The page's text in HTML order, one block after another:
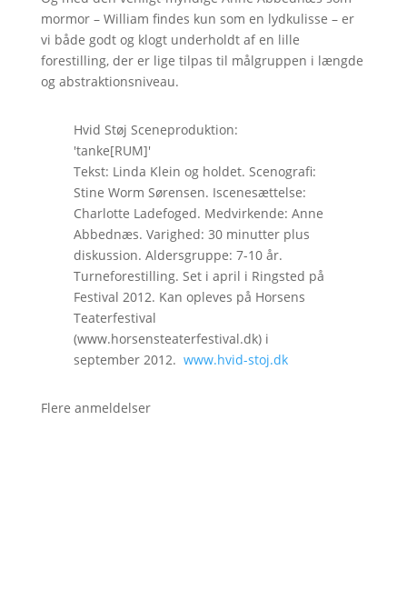
mormor – William findes kun som en lydkulisse – er
vi både godt og klogt underholdt af en lille
forestilling, der er lige tilpas til målgruppen i længde
og abstraktionsniveau.
Hvid Støj Sceneproduktion:
'tanke[RUM]'
Tekst: Linda Klein og holdet. Scenografi:
Stine Worm Sørensen. Iscenesættelse:
Charlotte Ladefoged. Medvirkende: Anne
Abbednæs. Varighed: 30 minutter plus
diskussion. Aldersgruppe: 7-10 år.
Turneforestilling. Set i april i Ringsted på
Festival 2012. Kan opleves på Horsens
Teaterfestival
(www.horsensteaterfestival.dk) i
september 2012. www.hvid-stoj.dk
Flere anmeldelser